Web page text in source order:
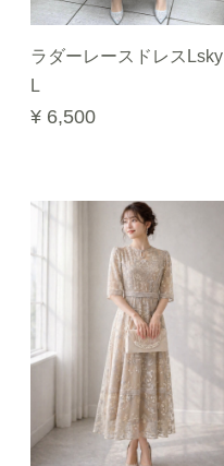
ラダーレースドレスLsky
L
¥ 6,500